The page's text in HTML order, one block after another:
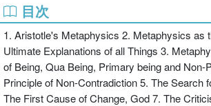
目次
1. Aristotle's Metaphysics 2. Metaphysics as
Ultimate Explanations of all Things 3.
of Being, Qua Being, Primary being and Non-
Principle of Non-Contradiction 5. The Search
The First Cause of Change, God 7. The